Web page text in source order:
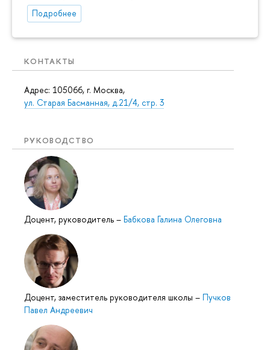
Подробнее
КОНТАКТЫ
Адрес: 105066, г. Москва,
ул. Старая Басманная, д.21/4, стр. 3
РУКОВОДСТВО
Доцент, руководитель – Бабкова Галина Олеговна
Доцент, заместитель руководителя школы – Пучков
Павел Андреевич